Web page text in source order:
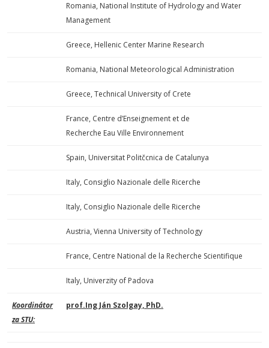
Romania, National Institute of Hydrology and Water
Management
Greece, Hellenic Center Marine Research
Romania, National Meteorological Administration
Greece, Technical University of Crete
France, Centre d’Enseignement et de
Recherche Eau Ville Environnement
Spain, Universitat Politčcnica de Catalunya
Italy, Consiglio Nazionale delle Ricerche
Italy, Consiglio Nazionale delle Ricerche
Austria, Vienna University of Technology
France, Centre National de la Recherche Scientifique
Italy, Univerzity of Padova
Koordinátor
za STU:
prof.Ing Ján Szolgay, PhD.